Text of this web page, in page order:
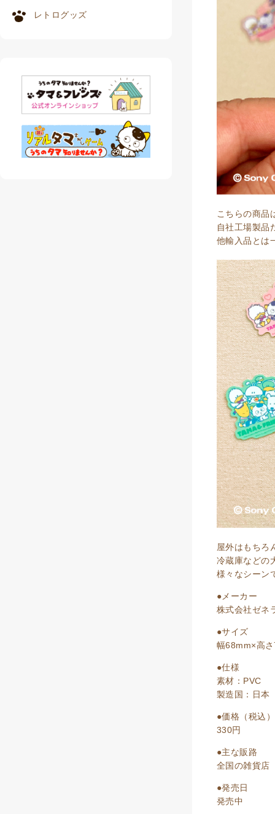
レトログッズ
こちらの商品
自社工場製品
他輸入品とは
屋外はもちろ
冷蔵庫などの
様々なシーン
●メーカー
株式会社ゼネ
●サイズ
幅68mm×高
●仕様
素材：PVC
製造国：日本
●価格（税込）
330円
●主な販路
全国の雑貨店
●発売日
発売中